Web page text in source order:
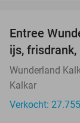
Entree
ijs,
Wunderland
Kalkar
Verkocht: 27.755